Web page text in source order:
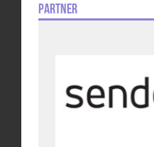
Partner